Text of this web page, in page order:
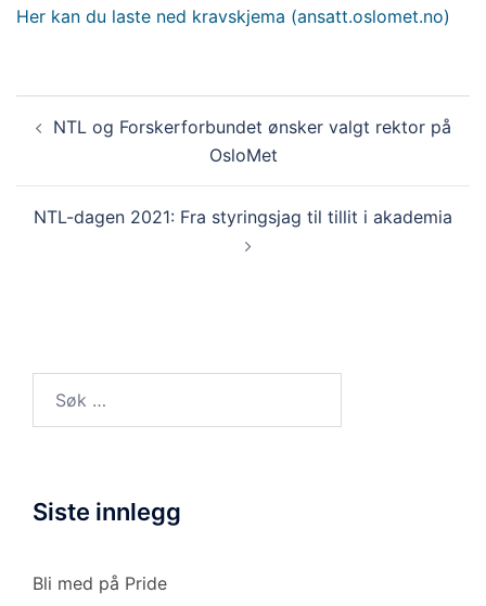
Her kan du laste ned kravskjema (ansatt.oslomet.no)
NTL og Forskerforbundet ønsker valgt rektor på
OsloMet
NTL-dagen 2021: Fra styringsjag til tillit i akademia
etter:
Siste innlegg
Bli med på Pride